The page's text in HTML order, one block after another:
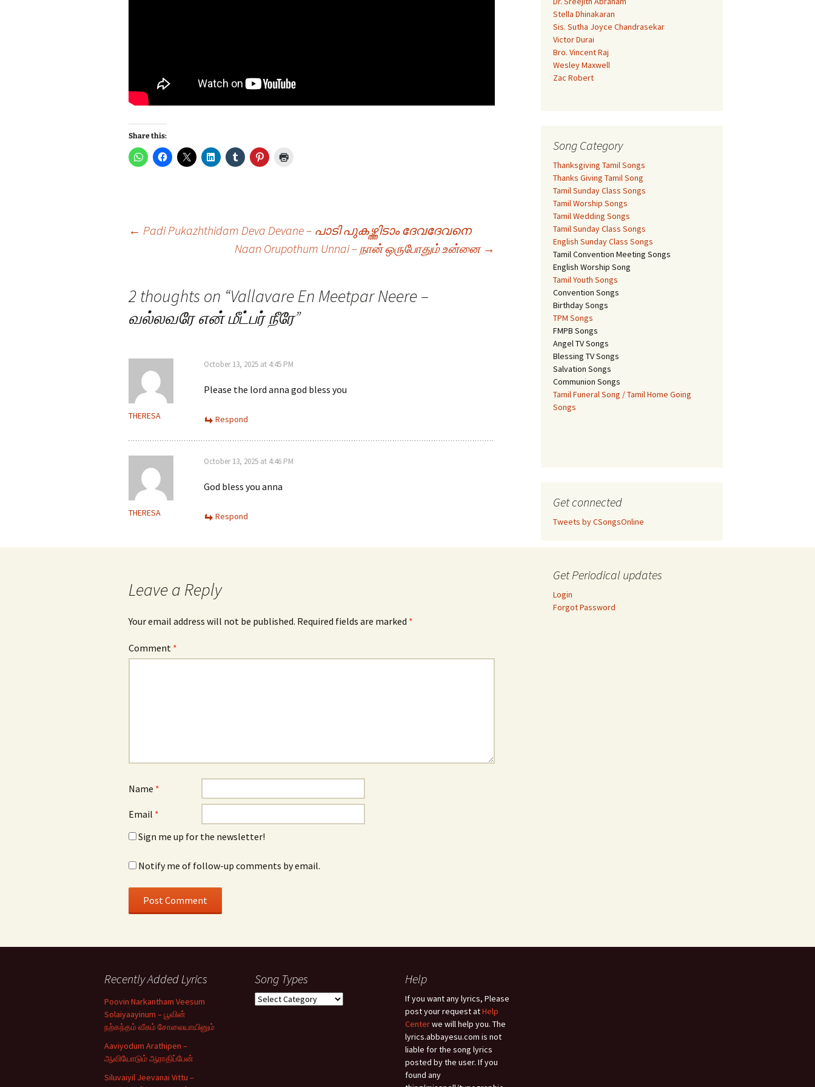
Share this:
← Padi Pukazhthidam Deva Devane – പാടി പുകഴ്ത്തിടാം ദേവദേവനെ
Naan Orupothum Unnai – நான் ஒருபோதும் உன்னை →
2 thoughts on “Vallavare En Meetpar Neere –
வல்லவரே என் மீட்பர் நீரே”
THERESA
October 13, 2025 at 4:45 PM
Please the lord anna god bless you
Respond
THERESA
October 13, 2025 at 4:46 PM
God bless you anna
Respond
Leave a Reply
Your email address will not be published. Required fields are marked *
Comment *
Name *
Email *
Sign me up for the newsletter!
Notify me of follow-up comments by email.
Stella Dhinakaran
Sis. Sutha Joyce Chandrasekar
Victor Durai
Bro. Vincent Raj
Wesley Maxwell
Zac Robert
Song Category
Thanksgiving Tamil Songs
Thanks Giving Tamil Song
Tamil Sunday Class Songs
Tamil Worship Songs
Tamil Wedding Songs
Tamil Sunday Class Songs
English Sunday Class Songs
Tamil Convention Meeting Songs
English Worship Song
Tamil Youth Songs
Convention Songs
Birthday Songs
TPM Songs
FMPB Songs
Angel TV Songs
Blessing TV Songs
Salvation Songs
Communion Songs
Tamil Funeral Song / Tamil Home Going
Songs
Get connected
Tweets by CSongsOnline
Get Periodical updates
Login
Forgot Password
Recently Added Lyrics
Poovin Narkantham Veesum
Solaiyaayinum – பூவின்
நற்கந்தம் வீசும் சோலையாயினும்
Aaviyodum Arathipen –
ஆவியோடும் ஆராதிப்பேன்
Siluvaiyil Jeevanai Vittu –
Song Types
Song
Help
If you want any lyrics, Please
post your request atHelp
Centerwe will help you. The
lyrics.abbayesu.com is not
liable for the song lyrics
posted by the user. If you
found any